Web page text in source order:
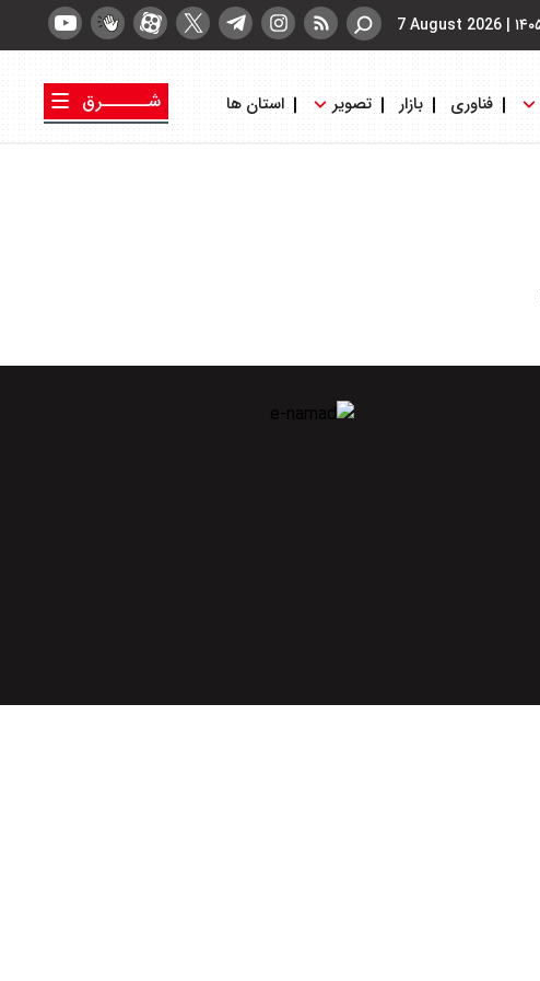
|
7 August 2026
فناوری بازار تصویر استان ها
شــــــرق